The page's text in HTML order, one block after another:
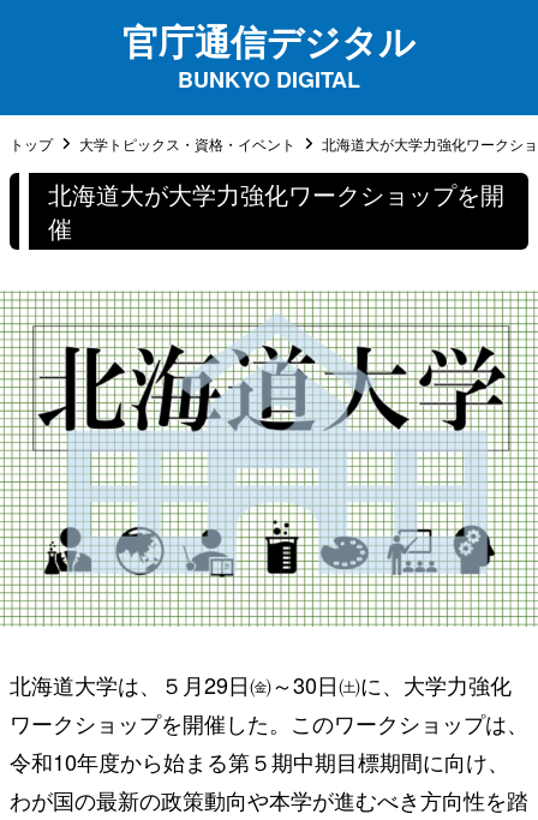
官庁通信デジタル
BUNKYO DIGITAL
トップ 大学トピックス・資格・イベント 北海道大が大学力強化ワークシ
北海道大が大学力強化ワークショップを開
催
北海道大学は、５月29日㈮～30日㈯に、大学力強化
ワークショップを開催した。このワークショップは、
令和10年度から始まる第５期中期目標期間に向け、
わが国の最新の政策動向や本学が進むべき方向性を踏